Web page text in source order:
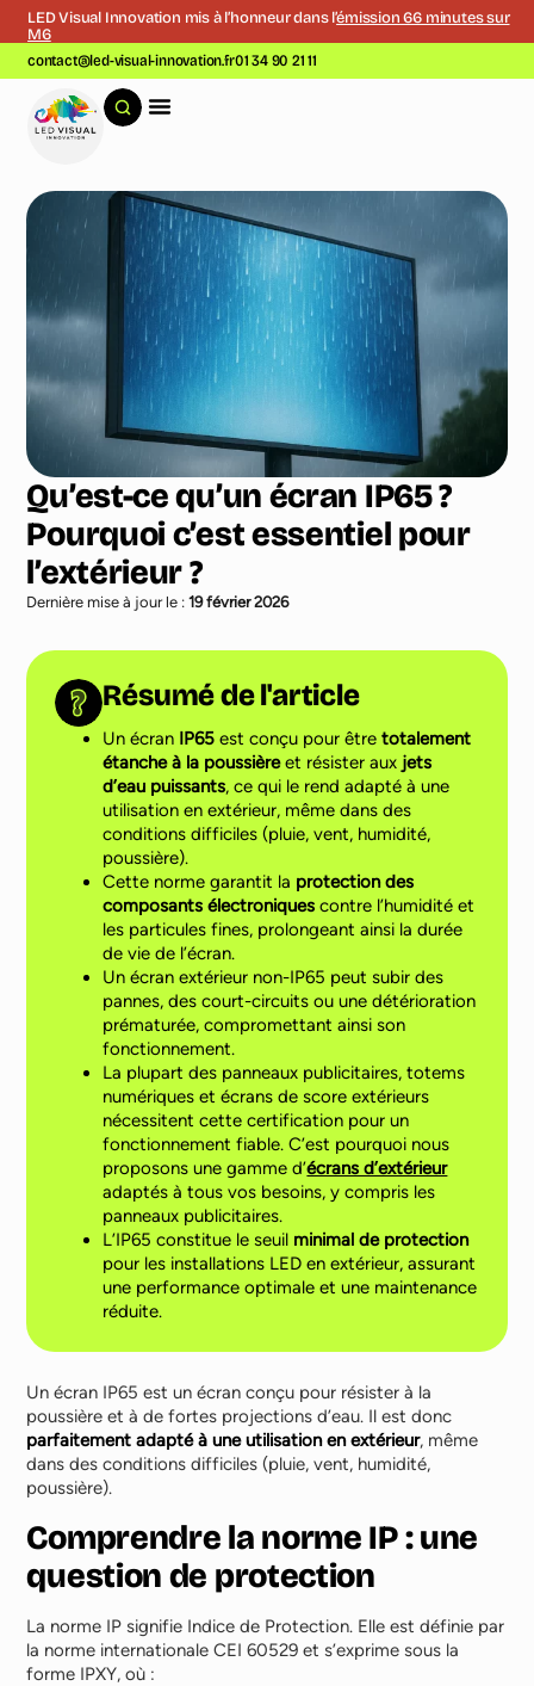
LED Visual Innovation mis à l’honneur dans l’émission 66 minutes sur
M6
contact@led-visual-innovation.fr01 34 90 21 11
Qu’est-ce qu’un écran IP65 ?
Pourquoi c’est essentiel pour
l’extérieur ?
Dernière mise à jour le :19 février 2026
Résumé de l'article
Un écran IP65 est conçu pour êtretotalement
étanche à la poussièreet résister aux jets
d’eau puissants, ce qui le rend adapté à une
utilisation en extérieur, même dans des
conditions difficiles (pluie, vent, humidité,
poussière).
Cette norme garantit la protection des
composants électroniques contre l’humidité et
les particules fines, prolongeant ainsi la durée
de vie de l’écran.
Un écran extérieur non-IP65 peut subir des
pannes, des court-circuits ou une détérioration
prématurée, compromettant ainsi son
fonctionnement.
La plupart des panneaux publicitaires, totems
numériques et écrans de score extérieurs
nécessitent cette certification pour un
fonctionnement fiable. C’est pourquoi nous
proposons une gamme d’écrans d’extérieur
adaptés à tous vos besoins, y compris les
panneaux publicitaires.
L’IP65 constitue le seuil minimal de protection
pour les installations LED en extérieur, assurant
une performance optimale et une maintenance
réduite.
Un écran IP65 est un écran conçu pour résister à la
poussière et à de fortes projections d’eau. Il est donc
parfaitement adapté à une utilisation en extérieur, même
dans des conditions difficiles (pluie, vent, humidité,
poussière).
Comprendre la norme IP : une
question de protection
La norme IP signifie Indice de Protection. Elle est définie par
la norme internationale CEI 60529 et s’exprime sous la
forme IPXY, où :